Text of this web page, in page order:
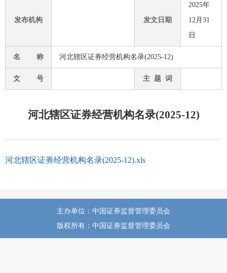
发布机构 发文日期
2025年
12月31
日
名 称 河北辖区证券经营机构名录(2025-12)
文 号 主 题 词
河北辖区证券经营机构名录(2025-12)
河北辖区证券经营机构名录(2025-12).xls
主办单位：中国证券监督管理委员会
版权所有：中国证券监督管理委员会